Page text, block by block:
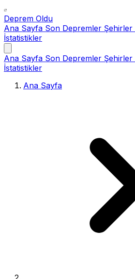
Deprem Oldu
Ana Sayfa Son Depremler Şehirler
İstatistikler
Ana Sayfa Son Depremler Şehirler
İstatistikler
Ana Sayfa